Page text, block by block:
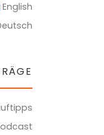
English